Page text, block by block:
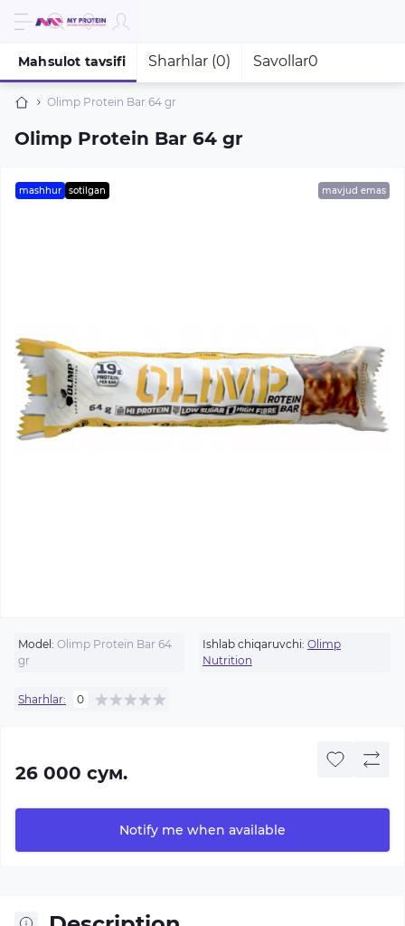
Olimp Protein Bar 64 gr
Olimp Protein Bar 64 gr
Mahsulot tavsifi Sharhlar (0) Savollar0
mashhur sotilgan mavjud emas
Model: Olimp Protein Bar 64
gr
Ishlab chiqaruvchi: Olimp
Nutrition
Sharhlar: 0
26 000 сум.
Notify me when available